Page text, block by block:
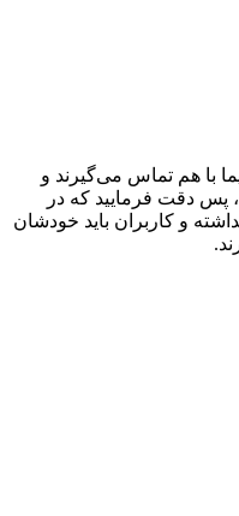
هم تماس می‌گیرند و
فرمایید که در
کاربران باید خودشان